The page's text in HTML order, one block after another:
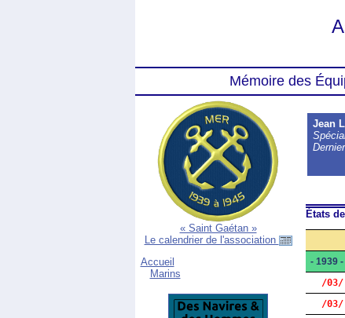
Mémoire des
« Saint Gaétan »
Le calendrier de l'association
Accueil
Marins
Jean
États
- 1939 -
  /03/
  /03/